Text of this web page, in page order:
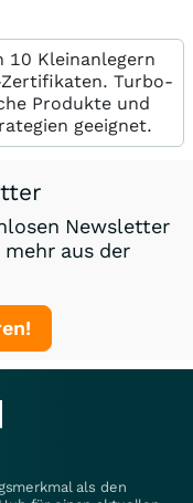
10 Kleinanlegern
Turbo-
Produkte und
geeignet.
Newsletter
aus der
als den